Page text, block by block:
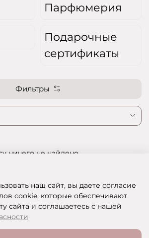
Парфюмерия
Подарочные
сертификаты
Фильтры
ничего не найдено
МУЛЬТИБРЕНДОВЫЙ ИНТЕРНЕТ-МАГАЗИН КОСМЕТИКИ
наш сайт, вы даете согласие
cookie, которые обеспечивают
сайта и соглашаетесь с нашей